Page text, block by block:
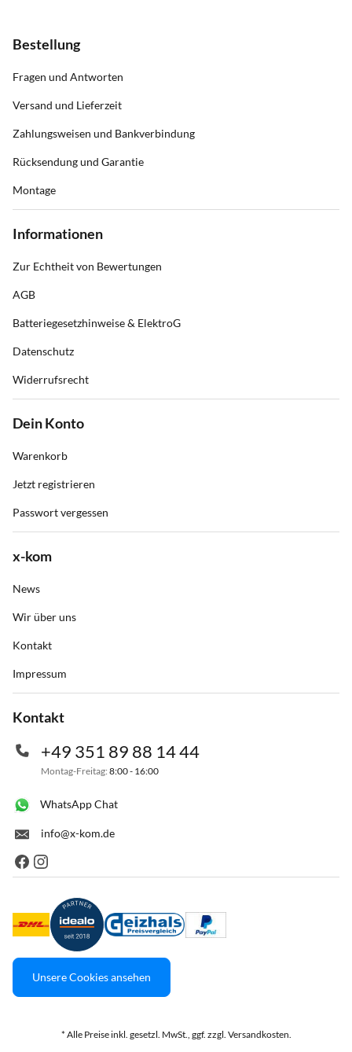
Bestellung
Fragen und Antworten
Versand und Lieferzeit
Zahlungsweisen und Bankverbindung
Rücksendung und Garantie
Montage
Informationen
Zur Echtheit von Bewertungen
AGB
Batteriegesetzhinweise & ElektroG
Datenschutz
Widerrufsrecht
Dein Konto
Warenkorb
Jetzt registrieren
Passwort vergessen
x-kom
News
Wir über uns
Kontakt
Impressum
Kontakt
+49 351 89 88 14 44
Montag-Freitag: 8:00 - 16:00
WhatsApp Chat
info@x-kom.de
Unsere Cookies ansehen
* Alle Preise inkl. gesetzl. MwSt., ggf. zzgl. Versandkosten.